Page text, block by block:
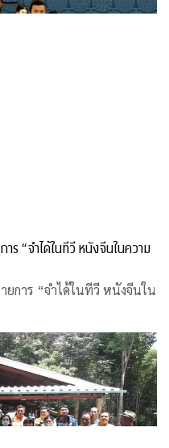
ร “จำได้ในทีวี หนังจีนในความ
การ “จำได้ในทีวี หนังจีนใน